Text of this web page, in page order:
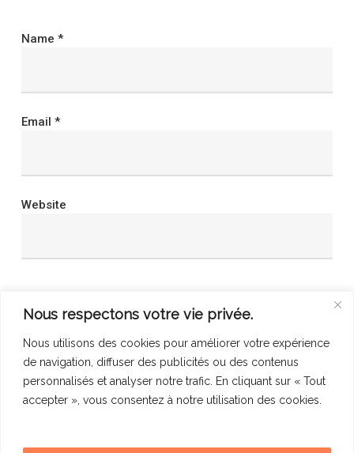
Nous respectons votre vie privée.
Nous utilisons des cookies pour améliorer votre expérience
de navigation, diffuser des publicités ou des contenus
personnalisés et analyser notre trafic. En cliquant sur « Tout
accepter », vous consentez à notre utilisation des cookies.
Name *
Email *
Website
Save my name, email, and website in this browser
for the next time I comment.